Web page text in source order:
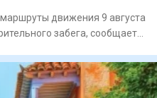
движения 9 августа
забега, сообщает